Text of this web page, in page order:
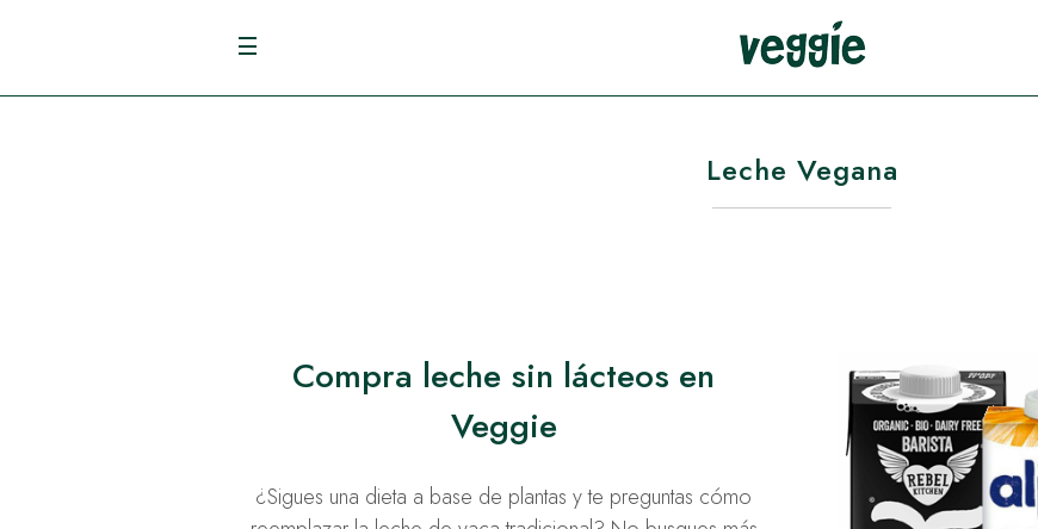
Leche Vegana
Compra leche sin lácteos en
Veggie
¿Sigues una dieta a base de plantas y te preguntas cómo